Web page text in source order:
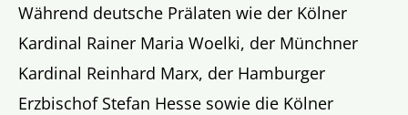
Während deutsche Prälaten wie der Kölner
Kardinal Rainer Maria Woelki, der Münchner
Kardinal Reinhard Marx, der Hamburger
Erzbischof Stefan Hesse sowie die Kölner